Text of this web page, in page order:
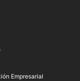
Empresarial